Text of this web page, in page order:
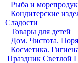
Рыба и
Кондитерские
Сладости
Товары для детей
Дом. Чистота.
Косметика.
Праздник Светлой